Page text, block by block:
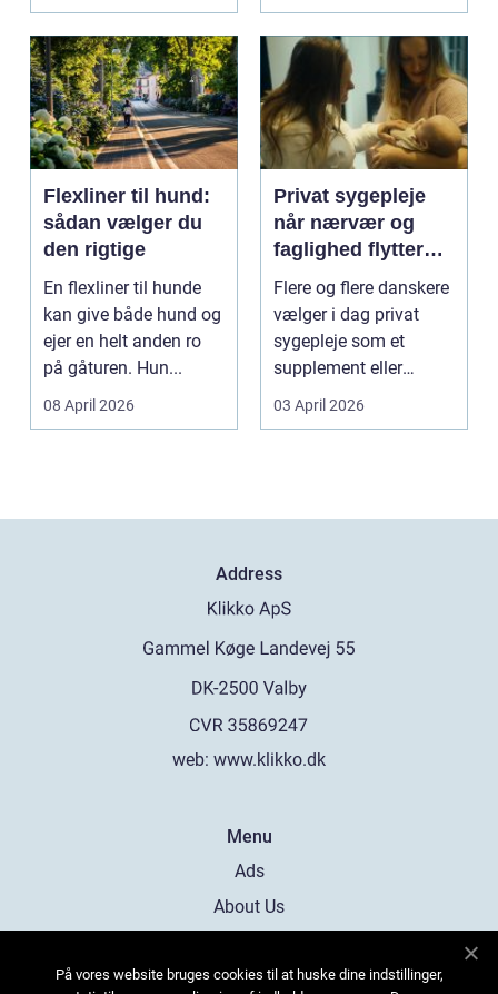
Flexliner til hund:
sådan vælger du
den rigtige
En flexliner til hunde
kan give både hund og
ejer en helt anden ro
på gåturen. Hun...
08 April 2026
Privat sygepleje
når nærvær og
faglighed flytter
hjem i stuen
Flere og flere danskere
vælger i dag privat
sygepleje som et
supplement eller
alternativ til det off...
03 April 2026
Address
web: www.klikko.dk
Menu
Ads
About Us
Contact
På vores website bruges cookies til at huske dine indstillinger,